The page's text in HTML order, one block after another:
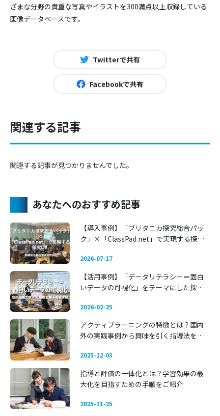
ざまな分野の貴重な写真やイラストを300満点以上収録している
画像データベースです。
Twitterで共有
Facebookで共有
関連する記事
関連する記事が見つかりませんでした。
あなたへのおすすめ記事
【導入事例】「ブリタニカ探究総合パッ
ク」×「ClassPad.net」で実現する探究
2026-07-17
【活用事例】「データリテラシー＝面白
いデータの可視化」をテーマにした探究
等学校
2026-02-25
アクティブラーニングの特徴とは？国内
外の実践事例から興味を引く指導法を考
2025-12-03
指導と評価の一体化とは？学習効果の最
大化を目指すための手順をご紹介
2025-11-25